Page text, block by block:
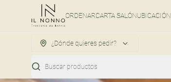
ORDENARCARTA SALÓNUBICACIÓN
¿Dónde quieres pedir?
Buscar productos